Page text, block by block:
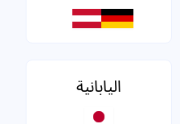
اليابانية